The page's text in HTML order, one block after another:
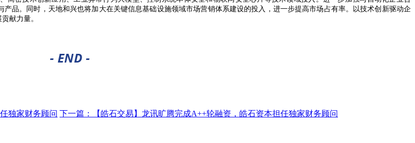
品。同时，天地和兴也将加大在关键信息基础设施领域市场营销体系建设的投入，进一步提高市场占有率。以技术创新驱动企
献力量。
- END -
独家财务顾问 下一篇：
【皓石交易】龙讯旷腾完成A++轮融资，皓石资本担任独家财务顾问